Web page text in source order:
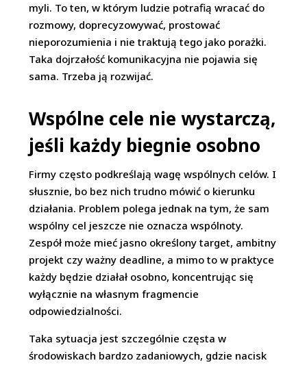
myli. To ten, w którym ludzie potrafią wracać do
rozmowy, doprecyzowywać, prostować
nieporozumienia i nie traktują tego jako porażki.
Taka dojrzałość komunikacyjna nie pojawia się
sama. Trzeba ją rozwijać.
Wspólne cele nie wystarczą,
jeśli każdy biegnie osobno
Firmy często podkreślają wagę wspólnych celów. I
słusznie, bo bez nich trudno mówić o kierunku
działania. Problem polega jednak na tym, że sam
wspólny cel jeszcze nie oznacza wspólnoty.
Zespół może mieć jasno określony target, ambitny
projekt czy ważny deadline, a mimo to w praktyce
każdy będzie działał osobno, koncentrując się
wyłącznie na własnym fragmencie
odpowiedzialności.
Taka sytuacja jest szczególnie częsta w
środowiskach bardzo zadaniowych, gdzie nacisk